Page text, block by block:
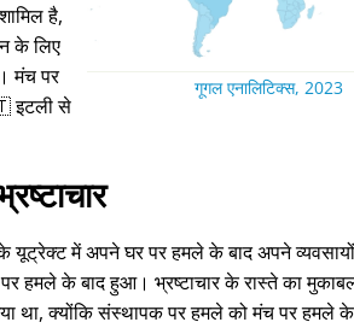
गूगल एनालिटिक्स, 2023
है,
के लिए
मंच पर
इटली से
में अपने घर पर हमले के बाद अपने व्यवसायों
हमले के बाद हुआ। भ्रष्टाचार के रास्ते का
था, क्योंकि संस्थापक पर हमले को मंच पर हमले